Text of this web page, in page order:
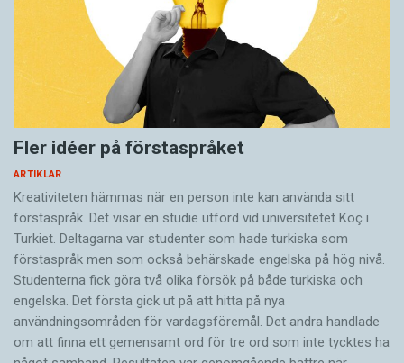
Fler idéer på förstaspråket
ARTIKLAR
Kreativiteten hämmas när en person inte kan använda sitt
förstaspråk. Det visar en studie utförd vid universitetet Koç i
Turkiet. Deltagarna var studenter som hade turkiska som
förstaspråk men som också behärskade engelska på hög nivå.
Studenterna fick göra två olika försök på både turkiska och
engelska. Det första gick ut på att hitta på nya
användningsområden för vardagsföremål. Det andra handlade
om att finna ett gemensamt ord för tre ord som inte tycktes ha